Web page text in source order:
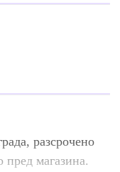
разсрочено
магазина.